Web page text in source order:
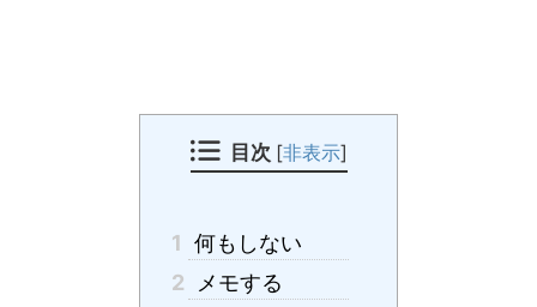
目次 [非表示]
1 何もしない
2
メモする